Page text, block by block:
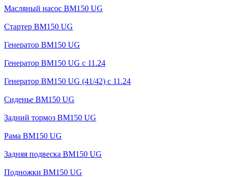
Масляный насос BM150 UG
Стартер BM150 UG
Генератор BM150 UG
Генератор BM150 UG с 11.24
Генератор BM150 UG (41/42) с 11.24
Сиденье BM150 UG
Задний тормоз BM150 UG
Рама BM150 UG
Задняя подвеска BM150 UG
Подножки BM150 UG